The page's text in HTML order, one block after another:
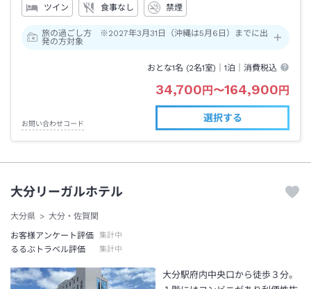
ツイン 食事なし 禁煙
旅の過ごし方 ※2027年3月31日（沖縄は5月6日）までに出
発の方対象
おとな1名 (2名1室)｜1泊 ｜消費税込
34,700円〜164,900円
お問い合わせコード
選択する
大分リーガルホテル
大分県
大分・佐賀関
お客様アンケート評価
集計中
るるぶトラベル評価 集計中
大分駅府内中央口から徒歩３分。